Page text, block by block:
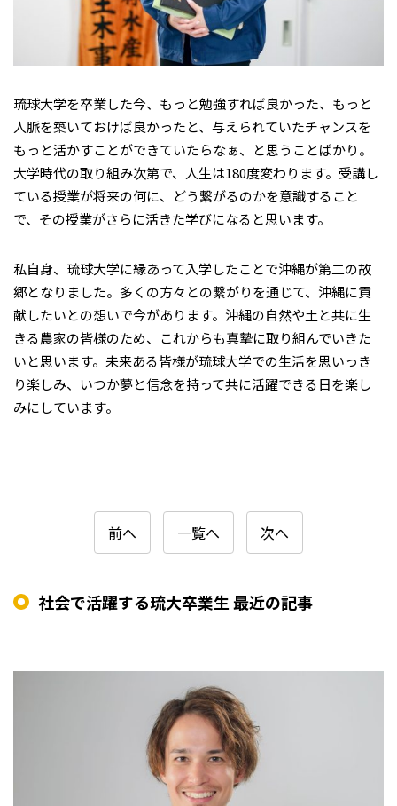
琉球大学を卒業した今、もっと勉強すれば良かった、もっと
人脈を築いておけば良かったと、与えられていたチャンスを
もっと活かすことができていたらなぁ、と思うことばかり。
大学時代の取り組み次第で、人生は180度変わります。受講し
ている授業が将来の何に、どう繋がるのかを意識すること
で、その授業がさらに活きた学びになると思います。
私自身、琉球大学に縁あって入学したことで沖縄が第二の故
郷となりました。多くの方々との繋がりを通じて、沖縄に貢
献したいとの想いで今があります。沖縄の自然や土と共に生
きる農家の皆様のため、これからも真摯に取り組んでいきた
いと思います。未来ある皆様が琉球大学での生活を思いっき
り楽しみ、いつか夢と信念を持って共に活躍できる日を楽し
みにしています。
前へ 一覧へ 次へ
社会で活躍する琉大卒業生 最近の記事